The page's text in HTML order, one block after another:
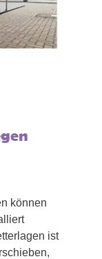
können
ist